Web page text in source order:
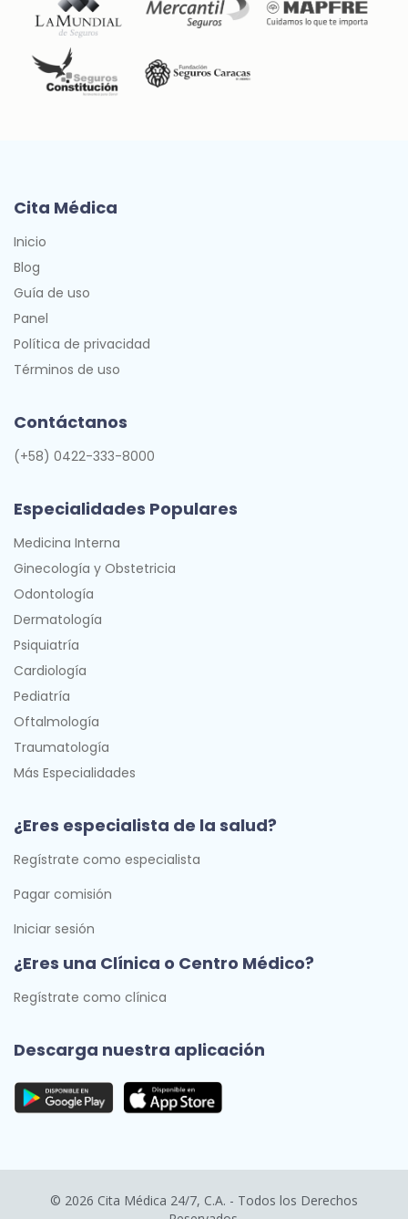
Cita Médica
Inicio
Blog
Guía de uso
Panel
Política de privacidad
Términos de uso
Contáctanos
(+58) 0422-333-8000
Especialidades Populares
Medicina Interna
Ginecología y Obstetricia
Odontología
Dermatología
Psiquiatría
Cardiología
Pediatría
Oftalmología
Traumatología
Más Especialidades
¿Eres especialista de la salud?
Regístrate como especialista
Pagar comisión
Iniciar sesión
¿Eres una Clínica o Centro Médico?
Regístrate como clínica
Descarga nuestra aplicación
© 2026 Cita Médica 24/7, C.A. - Todos los Derechos